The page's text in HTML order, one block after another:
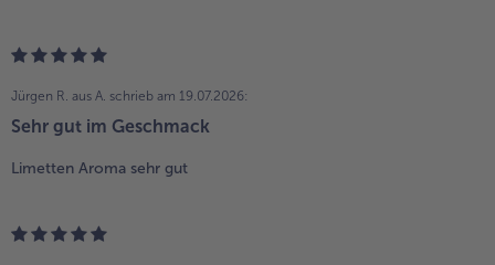
Jürgen R. aus A. schrieb am 19.07.2026:
Sehr gut im Geschmack
Limetten Aroma sehr gut